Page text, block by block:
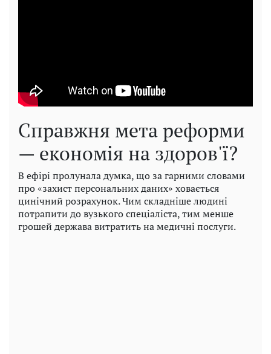
Справжня мета реформи
— економія на здоров'ї?
В ефірі пролунала думка, що за гарними словами
про «захист персональних даних» ховається
цинічний розрахунок. Чим складніше людині
потрапити до вузького спеціаліста, тим менше
грошей держава витратить на медичні послуги.